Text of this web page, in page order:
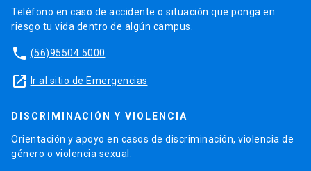
Teléfono en caso de accidente o situación que ponga en
riesgo tu vida dentro de algún campus.
phone (56)95504 5000
launch Ir al sitio de Emergencias
DISCRIMINACIÓN Y VIOLENCIA
Orientación y apoyo en casos de discriminación, violencia de
género o violencia sexual.